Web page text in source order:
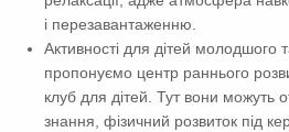
і перезавантаженню.
Активності для дітей молодшого
пропонуємо центр раннього
клуб для дітей. Тут вони можуть
знання, фізичний розвиток під